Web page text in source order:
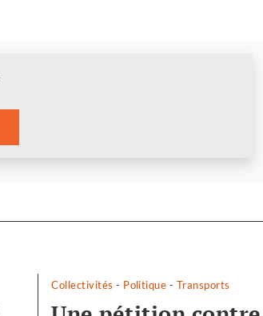
Collectivités - Politique - Transports